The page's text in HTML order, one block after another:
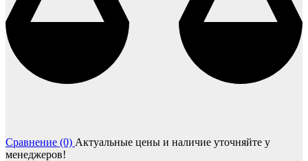
Сравнение (0) Актуальные цены и наличие уточняйте у
менеджеров!